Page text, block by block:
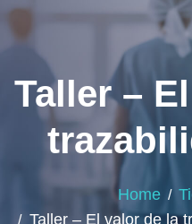
Taller –
Home
Taller – El valor de la